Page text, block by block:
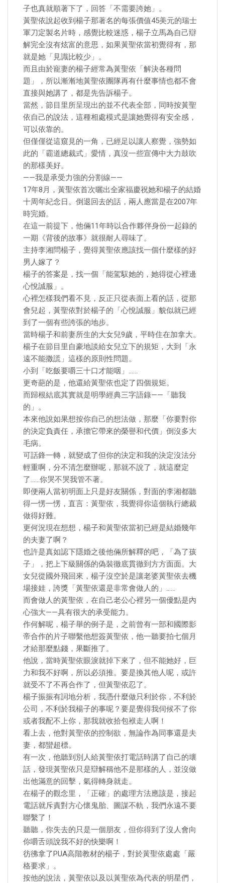
子也真就順著下了，回答「不需要誇她」。
黃聖依說起收到楊子那著名的每張價值45美元的瑞士
軍刀定製名片時，感覺比較迷惑，楊子立馬為自己辯
解完全沒有炫富的意思，如果黃聖依當初覺得有，那
就是她「見識比較少」。
而且由於寵妻的楊子經常為黃聖依「解決各種問
題」，所以漸漸地黃聖依團隊再有什麼事情也都不會
直接與她講了，都是先告訴楊子。
當然，節目里所呈現出的並不代表全部，同時按黃聖
依自己的說法，這種相處模式是讓她覺得有安全感，
可以依靠的。
但僅僅從這窺見的一角，已經足以讓人察覺，強勢如
此的「霸道總裁式」愛情，真沒一些宣傳中大力鼓吹
的那樣美好。
——我是承受力強的分割線——
17年8月，黃聖依首次曬出全家福慶祝她和楊子的結婚
十周年紀念日。倒退回去的話，兩人應當是在2007年
時完婚。
在這一前提下，他倆11年時以合作夥伴身份一起錄的
一期《背後的故事》就很耐人尋味了。
主持李湘問楊子，覺得黃聖依應該找一個什麼樣的好
男人嫁了？
楊子的答案是，找一個「能駕馭她的，她得從心裡邊
心悅誠服」。
心裡怎樣我們看不見，反正只從表面上看的話，從那
會兒起，黃聖依對於楊子的「心悅誠服」貌似就已經
到了一個有些誇張的地步。
當時楊子和前妻所生的大女兒9歲，平時住在加拿大。
楊子在節目里自豪地談給女兒立下的規矩，大到「永
遠不能撒謊」這樣的原則性問題。
小到「吃飯要嚼三十口才能咽」……
更奇葩的是，他還給黃聖依也定了四個規矩。
而歸根結底其實就是明學經典三字語錄——「聽我
的」。
本來他說如果想按你自己的想法做，那麼「你要對你
的決定負責任，承擔它帶來的榮譽和代價」倒沒多大
毛病。
可話鋒一轉，就變成了但你的決定和我的決定沒法分
輕重啊，分不清怎麼辦呢，那就不說了，就這麼定
了……你哭不哭我管不著。
即便兩人當初明面上只是好友關係，對面的李湘都聽
得一愣一愣，直言：黃聖依，我覺得你這個執行總裁
做得好難。
更何況現在想想，楊子和黃聖依當初已經是結婚幾年
的夫妻了啊？
也許是真如認下隱婚之後他倆所解釋的吧，「為了孩
子」，把上下級關係的偽裝徹底貫徹到方方面面。大
女兒從國外飛回來，楊子沒空於是讓老婆黃聖依去機
場接娃，誇獎「黃聖依還是非常會做人的」……
而會做人的黃聖依，在自己老公心裡另一個優點是內
心強大——具有很大的承受能力。
作何解呢，楊子舉的例子是，之前曾有一部和國際影
帝合作的片子聯繫他想簽黃聖依，他一聽要拍七個月
才給那麼點錢，果斷推了。
他說，當時黃聖依眼淚就掉下來了，但不能她好，巨
力和我不好啊，所以必須推。要是換其他人呢，或許
就受不了不再合作了，但黃聖依忍了。
楊子振振有詞地分析，我憑什麼做只利於你，不利於
公司，不利於我楊子的事呢？要是覺得我伺候不了你
或者我配不上你，那我就收拾包袱走人啊！
看上去，他對黃聖依的控制欲，無論作為同事還是夫
妻，都蠻超標。
有一次，他聽到別人給黃聖依打電話時講了自己的壞
話，發現黃聖依只是辯解稱他不是那樣的人，並沒做
出他滿意的回擊，氣得轉身就走。
在楊子的觀念里，「正確」的處理方法應該是，接起
電話就斥責對方心懷鬼胎、圖謀不軌，我們永遠不要
聯繫了！
聽聽，你失去的只是一個朋友，但你得到了沒人會向
你嚼舌頭說我不好的快樂啊！
彷彿拿了PUA高階教材的楊子，對於黃聖依處處「嚴
格要求」。
按他的說法，黃聖依以及以黃聖依為代表的明星們，